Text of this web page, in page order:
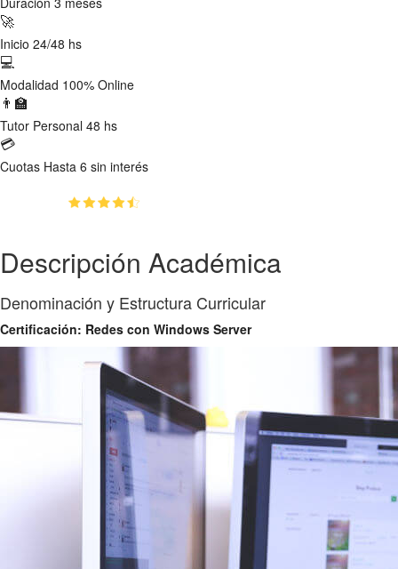
🚀
Inicio 24/48 hs
💻
Modalidad 100% Online
👨‍🏫
Tutor Personal 48 hs
💳
Cuotas Hasta 6 sin interés
Descripción Académica
Denominación y Estructura Curricular
Certificación: Redes con Windows Server